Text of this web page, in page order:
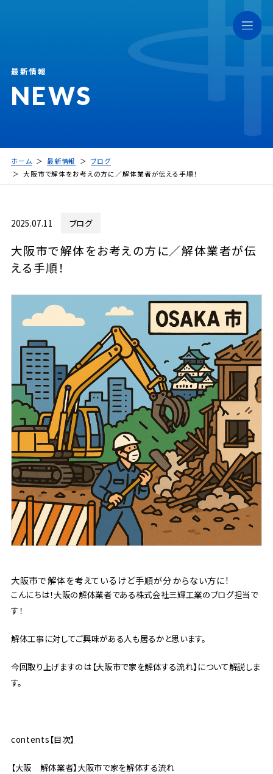
NEWS
最新情報
ホーム 最新情報
ブログ
大阪市で解体をお考えの方に／解体業者が伝える手順！
2025.07.11 ブログ
大阪市で解体をお考えの方に／解体業者が伝
える手順！
大阪市で解体を考えているけど手順が分からない方に！
こんにちは！大阪の解体業者である株式会社三輝工業のブログ担当で
す！
解体工事に対してご興味がある人も居るかと思います。
今回取り上げますのは【大阪市で家を解体する流れ】について解説しま
す。
contents【目次】
【大阪 解体業者】大阪市で家を解体する流れ